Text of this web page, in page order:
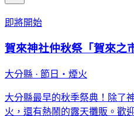
即將開始
賀來神社仲秋祭「賀來之
大分縣 · 節日・煙火
大分縣最早的秋季祭典！除了
火，還有熱鬧的露天攤販。歡